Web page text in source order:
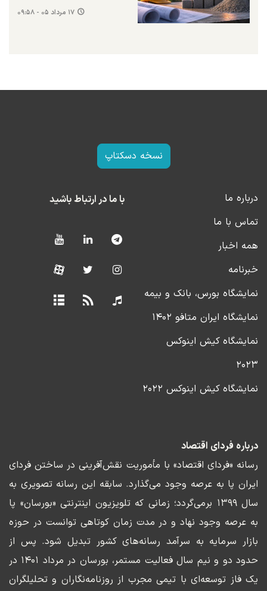
۱۷ مرداد ۰۵ - ۰۹:۵۸
نسخه دسکتاپ
درباره ما
تماس با ما
همه اخبار
خبرنامه
نمایشگاه بورس، بانک و بیمه
نمایشگاه ایران متافو ۱۴۰۲
نمایشگاه کیش اینوکس
۲۰۲۳
نمایشگاه کیش اینوکس ۲۰۲۲
با ما در ارتباط باشید
درباره فردای اقتصاد
رسانه «فردای اقتصاد» با مأموریت نقش‌آفرینی در ساختن فردای
ایران پا به عرصه وجود می‌گذارد. سابقه این رسانه تصویری به
سال ۱۳۹۹ برمی‌گردد؛ زمانی که تلویزیون اینترنتی «بورسان» پا
به عرصه وجود نهاد و در مدت زمان کوتاهی توانست در حوزه
بازار سرمایه به سرآمد رسانه‌های کشور تبدیل شود. پس از
حدود دو و نیم سال فعالیت مستمر، بورسان در مرداد ۱۴۰۱ در
یک فاز توسعه‌ای با تیمی مجرب از روزنامه‌نگاران و تحلیلگران